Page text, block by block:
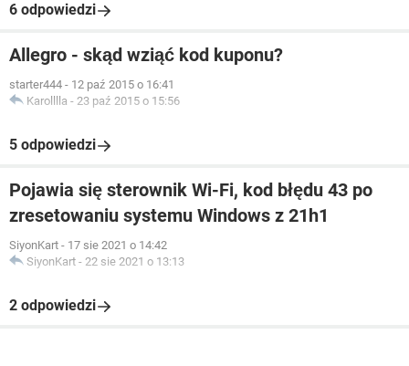
6 odpowiedzi
Allegro - skąd wziąć kod kuponu?
starter444 - 12 paź 2015 o 16:41
Karolllla - 23 paź 2015 o 15:56
5 odpowiedzi
Pojawia się sterownik Wi-Fi, kod błędu 43 po
zresetowaniu systemu Windows z 21h1
SiyonKart - 17 sie 2021 o 14:42
SiyonKart - 22 sie 2021 o 13:13
2 odpowiedzi